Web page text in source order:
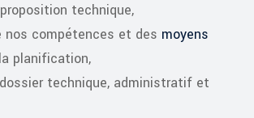
technique,
nos compétences et des moyens
planification,
technique, administratif et